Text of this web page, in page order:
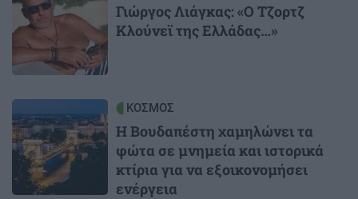
Γιώργος Λιάγκας: «Ο Τζορτζ
Κλούνεϊ της Ελλάδας…»
ΚΟΣΜΟΣ
Η Βουδαπέστη χαμηλώνει τα
φώτα σε μνημεία και ιστορικά
κτίρια για να εξοικονομήσει
ενέργεια